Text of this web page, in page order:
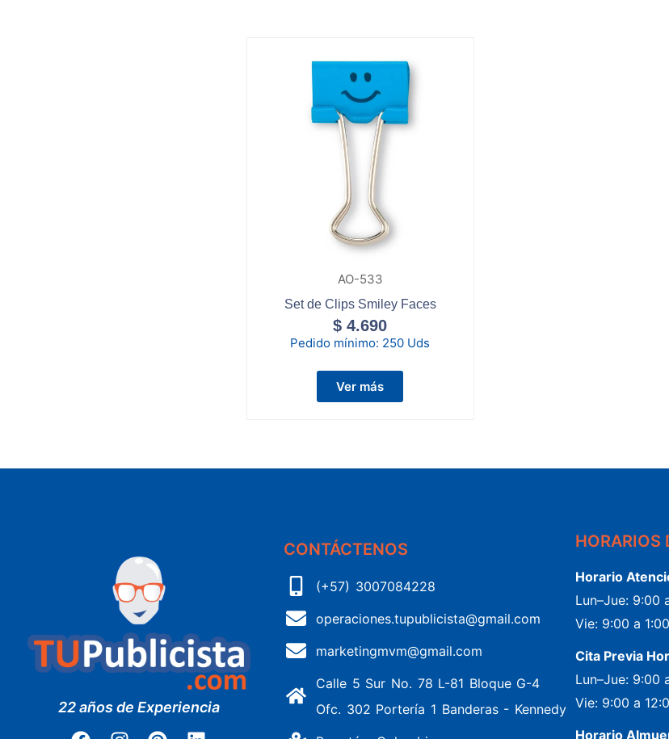
AO-533
Set de Clips Smiley Faces
$ 4.690
Pedido mínimo: 250 Uds
Ver más
22 años de Experiencia
CONTÁCTENOS
(+57) 3007084228
operaciones.tupublicista@gmail.com
marketingmvm@gmail.com
Calle 5 Sur No. 78 L-81 Bloque G-4
Ofc. 302 Portería 1 Banderas - Kennedy
HORARIOS
Horario
Lun–Jue: 9:00
Vie: 9:00 a
Cita Previa
Lun–Jue: 9:00
Vie: 9:00 a
Horario